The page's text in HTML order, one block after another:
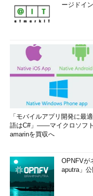
ージドイ
「モバイルアプリ開発に最
語はC#」――マイクロソフ
amarinを買収へ
OPNFVが
aputra」公